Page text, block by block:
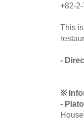
+82-
This
-
※
-